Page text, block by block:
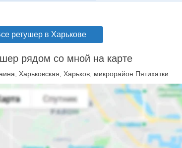
ретушер в Харькове
рядом со мной на карте
Харьковская, Харьков, микрорайон Пятихатки